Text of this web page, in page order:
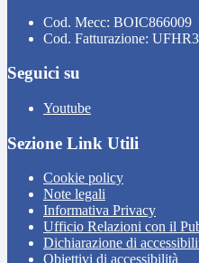
Cod. Mecc: BOIC866009
Cod. Fatturazione:
Seguici su
Youtube
Sezione Link Utili
Cookie policy
Note legali
Informativa Privacy
Ufficio Relazioni con il
Dichiarazione di
Obiettivi di accessibilità